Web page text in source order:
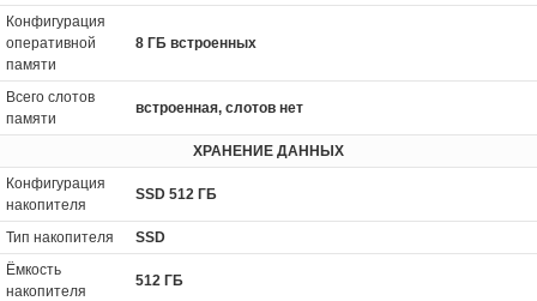
Конфигурация
оперативной
памяти
8 ГБ встроенных
Всего слотов
памяти
встроенная, слотов нет
ХРАНЕНИЕ ДАННЫХ
Конфигурация
накопителя
SSD 512 ГБ
Тип накопителя
SSD
Ёмкость
накопителя
512 ГБ